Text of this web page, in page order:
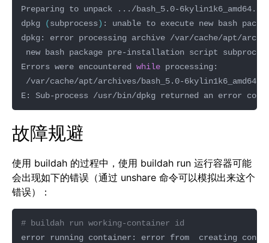
dpkg (subprocess) : unable to execute new bash
dpkg: error processing archive /var/cache/apt/
new bash package pre-installation script
Errors were encountered while
E: Sub-process /usr/bin/dpkg returned an error
故障规避
使用 buildah 的过程中，使用 buildah run 运行容器可能
会出现如下的错误（通过 unshare 命令可以模拟出来这个
错误）：
# buildah run working-container id
error running container: error from  creating